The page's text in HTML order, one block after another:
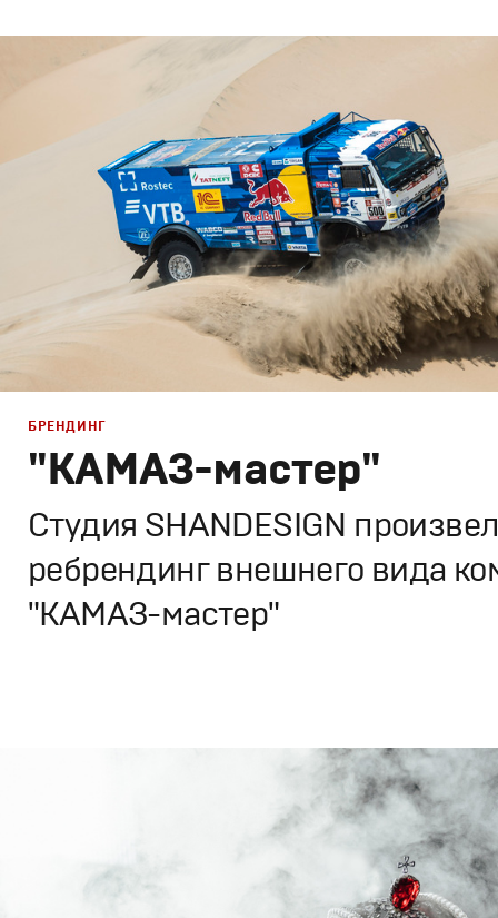
Кино
Документальное
"КАМАЗ-мастер"
Студия SHANDESIGN
ребрендинг внешнего вида
"КАМАЗ-мастер"
Графический дизайн
БРЕНДИНГ